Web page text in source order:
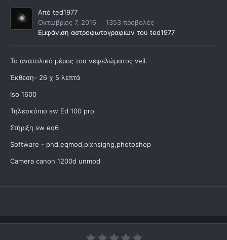
Από ted1977
Οκτώβριος 7, 2016
1353 προβολές
Εμφάνιση αστροφωτογραφιών του ted1977
To ανατολικό μέρος του νεφελώματος veil.
Έκθεση- 26 χ 5 λεπτά
Iso 1600
Τηλεσκόπιο sw Ed 100 pro
Στήριξη sw eq6
Software - phd,eqmod,pixnsighg,photoshop
Camera canon 1200d unmod